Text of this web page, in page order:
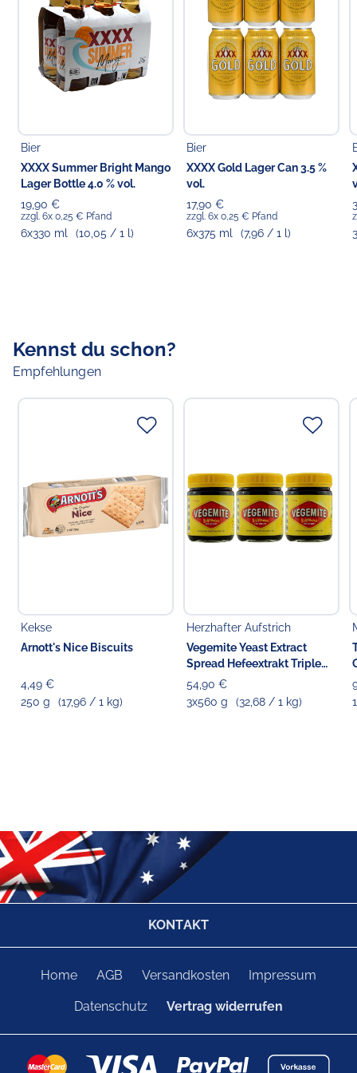
Pfandpflichtiger Artikel (0,25 € Einwegpfand pro
Flasche bzw. Dose).
Pfand wird je nach vorliegendem Angebotsformat
entweder zzgl. erhoben (wenn separat ausgewiesen)
oder ist bereits im Preis inkludiert (wenn nicht separat
Choppy's Food & Non-Food GmbH
Koldingstr. 1B
22769 Hamburg
Bier
XXXX Summer Bright Mango
Lager Bottle 4.0 % vol.
19,90 €
zzgl. 6x 0,25 € Pfand
6x330 ml (10,05 / 1 l)
Bier
XXXX Gold Lager Can 3.5 %
vol.
17,90 €
zzgl. 6x 0,25 € Pfand
6x375 ml (7,96 / 1 l)
Kennst du schon?
Empfehlungen
Kekse
Arnott's Nice Biscuits
4,49 €
250 g
(17,96 / 1 kg)
Herzhafter Aufstrich
Vegemite Yeast Extract
Spread Hefeextrakt Triple
Pack
54,90 €
3x560 g
(32,68 / 1 kg)
KONTAKT
Home AGB Versandkosten Impressum
Datenschutz Vertrag widerrufen